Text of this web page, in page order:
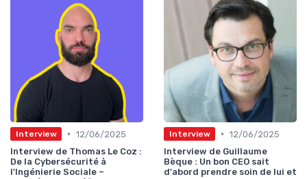
Interview • 12/06/2025
Interview de Thomas Le Coz :
De la Cybersécurité à
l'Ingénierie Sociale –
Interview • 12/06/2025
Interview de Guillaume
Bèque : Un bon CEO sait
d'abord prendre soin de lui et